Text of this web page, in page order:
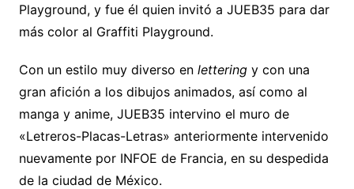
Playground, y fue él quien invitó a JUEB35 para dar
más color al Graffiti Playground.
Con un estilo muy diverso en letteringy con una
gran afición a los dibujos animados, así como al
manga y anime, JUEB35 intervino el muro de
«Letreros-Placas-Letras» anteriormente intervenido
nuevamente por INFOE de Francia, en su despedida
de la ciudad de México.